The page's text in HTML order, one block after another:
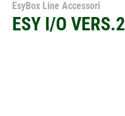
EsyBox Line Accessori
ESY I/O VERS.2